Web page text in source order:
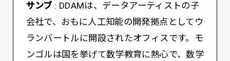
サンブ: DDAMは、データアーティストの子
会社で、おもに人工知能の開発拠点としてウ
ランバートルに開設されたオフィスです。モ
ンゴルは国を挙げて数学教育に熱心で、数学